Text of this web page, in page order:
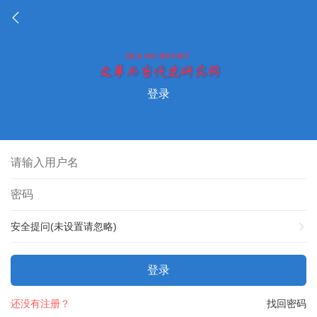
登录
安全提问(未设置请忽略)
登录
找回密码
还没有注册？